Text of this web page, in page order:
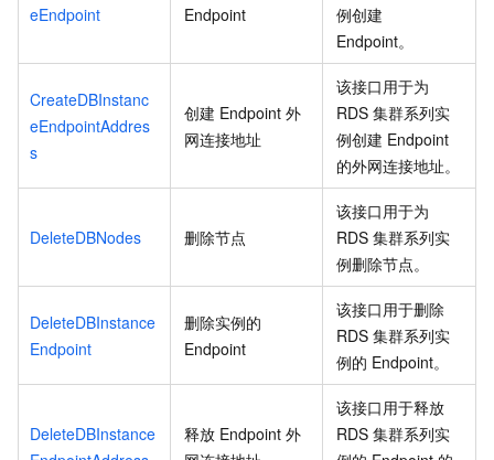
eEndpoint
Endpoint
例创建
Endpoint。
CreateDBInstanc
eEndpointAddres
s
创建 Endpoint 外
网连接地址
该接口用于为
RDS 集群系列实
例创建 Endpoint
的外网连接地址。
DeleteDBNodes 删除节点
该接口用于为
RDS 集群系列实
例删除节点。
DeleteDBInstance
Endpoint
删除实例的
Endpoint
该接口用于删除
RDS 集群系列实
例的 Endpoint。
DeleteDBInstance
释放 Endpoint 外
该接口用于释放
RDS 集群系列实